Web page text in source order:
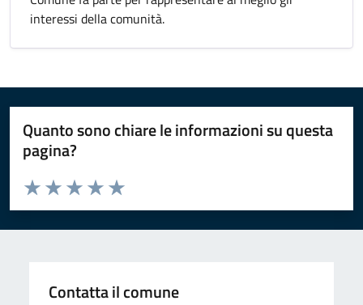
interessi della comunità.
Quanto sono chiare le informazioni su questa
pagina?
Valuta da 1 a 5 stelle la pagina
Valuta 5 stelle su 5
Valuta 4 stelle su 5
Valuta 3 stelle su 5
Valuta 2 stelle su 5
Valuta 1 stelle su 5
Contatta il comune